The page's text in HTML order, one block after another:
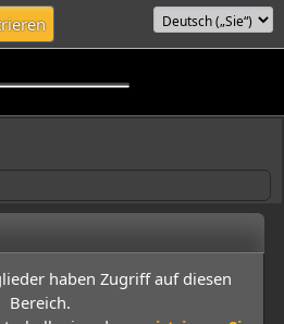
haben Zugriff auf diesen
Bereich.